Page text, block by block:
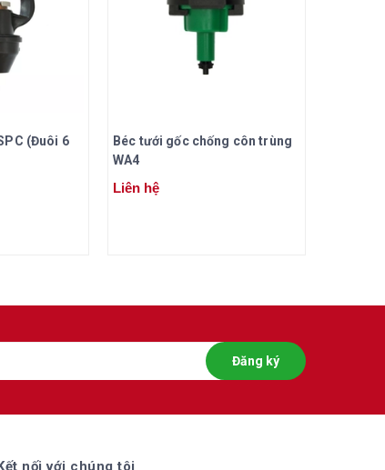
(Đuôi 6
Béc tưới gốc chống côn trùng
WA4
Liên hệ
Đăng ký
nối với chúng tôi